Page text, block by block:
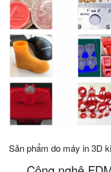
Sản phẩm do máy in 3D